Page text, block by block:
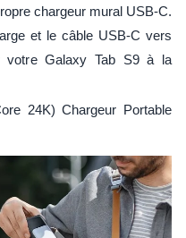
chargeur mural USB-C.
et le câble USB-C vers
votre Galaxy Tab S9 à la
24K) Chargeur Portable